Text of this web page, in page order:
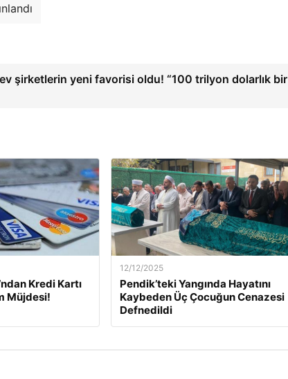
şirketlerin yeni favorisi oldu! “100 trilyon dolarlık bir
Kredi Kartı
Müjdesi!
12/12/2025
Pendik’teki Yangında Hayatını
Kaybeden Üç Çocuğun Cenazesi
Defnedildi